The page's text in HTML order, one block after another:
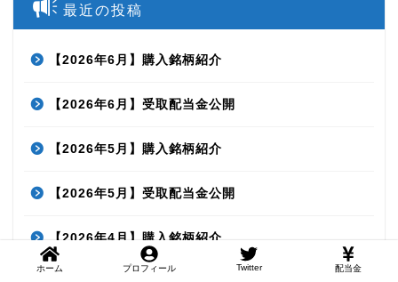
最近の投稿
【2026年6月】購入銘柄紹介
【2026年6月】受取配当金公開
【2026年5月】購入銘柄紹介
【2026年5月】受取配当金公開
【2026年4月】購入銘柄紹介
ホーム プロフィール Twitter 配当金